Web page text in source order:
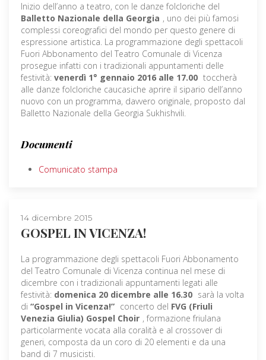
Inizio dell’anno a teatro, con le danze folcloriche del
Balletto Nazionale della Georgia , uno dei più famosi
complessi coreografici del mondo per questo genere di
espressione artistica. La programmazione degli spettacoli
Fuori Abbonamento del Teatro Comunale di Vicenza
prosegue infatti con i tradizionali appuntamenti delle
festività: venerdì 1° gennaio 2016 alle 17.00 toccherà
alle danze folcloriche caucasiche aprire il sipario dell’anno
nuovo con un programma, davvero originale, proposto dal
Balletto Nazionale della Georgia Sukhishvili.
Documenti
Comunicato stampa
14 dicembre 2015
GOSPEL IN VICENZA!
La programmazione degli spettacoli Fuori Abbonamento
del Teatro Comunale di Vicenza continua nel mese di
dicembre con i tradizionali appuntamenti legati alle
festività: domenica 20 dicembre alle 16.30 sarà la volta
di “Gospel in Vicenza!” concerto del FVG (Friuli
Venezia Giulia) Gospel Choir , formazione friulana
particolarmente vocata alla coralità e al crossover di
generi, composta da un coro di 20 elementi e da una
band di 7 musicisti.